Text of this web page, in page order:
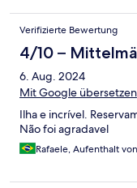
alle 2 Tage und das
gepflegt. Handtücher
getauscht. WLAN-
Besitzer-Familie wohnt
stets hilfsbereit.
Verifizierte Bewertung
4/10 –
6. Aug. 2024
Mit Google übersetzen
Ilha e incrível.
Não foi agradavel
Rafaele, Aufenthalt